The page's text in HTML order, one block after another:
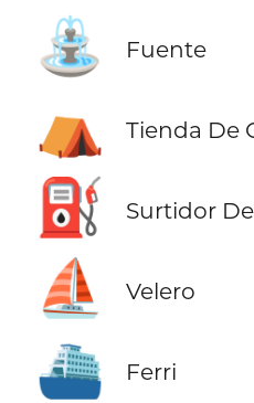
⛲ Fuente
⛺ Tienda De
⛽ Surtidor
⛵ Velero
⛴️ Ferri